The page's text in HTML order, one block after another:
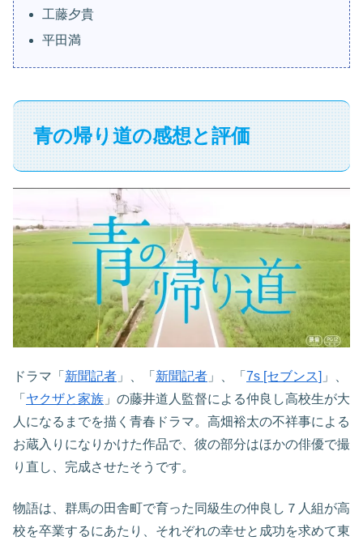
工藤夕貴
平田満
青の帰り道の感想と評価
ドラマ「 新聞記者 」、「 新聞記者 」、「 7s [セブンス] 」、
「 ヤクザと家族 」の藤井道人監督による仲良し高校生が大
人になるまでを描く青春ドラマ。高畑裕太の不祥事による
お蔵入りになりかけた作品で、彼の部分はほかの俳優で撮
り直し、完成させたそうです。
物語は、群馬の田舎町で育った同級生の仲良し７人組が高
校を卒業するにあたり、それぞれの幸せと成功を求めて東